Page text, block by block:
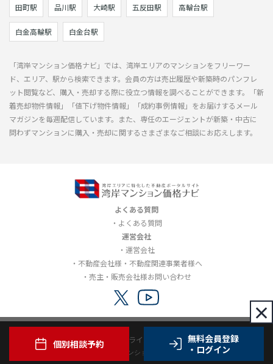
個別相談予約
無料会員登録
・ログイン
×
田町駅 品川駅 大崎駅 五反田駅 高輪台駅
白金高輪駅 白金台駅
「湾岸マンション価格ナビ」では、湾岸エリアのマンションをフリーワー
ド、エリア、駅から検索できます。会員の方は売出履歴や新築時のパンフレ
ット閲覧など、購入・売却する際に役立つ情報を調べることができます。「新
着売却物件情報」「値下げ物件情報」「成約事例情報」をお届けするメール
マガジンを毎週配信しています。また、専任のエージェントが新築・中古に
問わずマンションに購入・売却に関するさまざまなご相談にお応えします。
よくある質問
よくある質問
運営会社
運営会社
不動産会社様・不動産関連事業者様へ
売主・販売会社様お問い合わせ
利用規約 プライバシーポリシー
Copyright© 2012-2026 湾岸マンション価格ナビ all rights reserved.